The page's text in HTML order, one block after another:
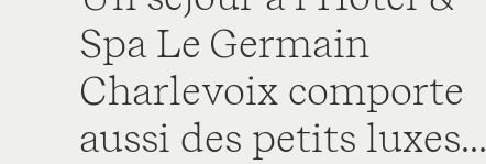
Spa Le Germain
Charlevoix comporte
aussi des petits luxes...